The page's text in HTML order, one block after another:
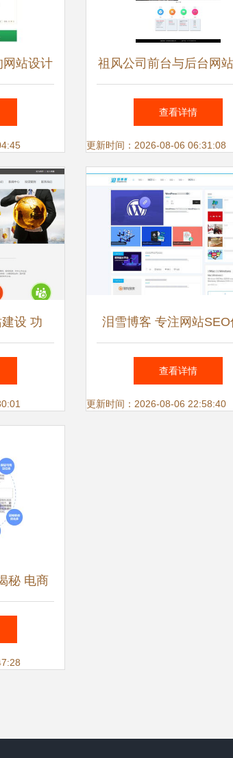
网站设计
线门户
祖风公司前台与后台网
打造高效电商平台的技术
服务
查看详情
更新时间：2026-08-06 06:31:08
设 功
析
泪雪博客 专注网站SEO
推广及WordPress开发的
策划指南
查看详情
更新时间：2026-08-06 22:58:40
秘 电商
篇章